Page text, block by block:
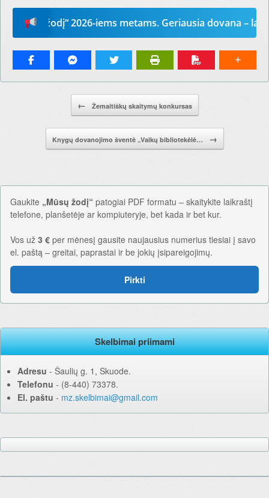
žodį“ 2026-iems metams. Geriausia dovana –
← Žemaitiškų skaitymų konkursas
Knygų dovanojimo šventė „Vaikų bibliotekėlė… →
Gaukite „Mūsų žodį“ patogiai PDF formatu – skaitykite laikraštį
telefone, planšetėje ar kompiuteryje, bet kada ir bet kur.
Vos už 3 € per mėnesį gausite naujausius numerius tiesiai į savo
el. paštą – greitai, paprastai ir be jokių įsipareigojimų.
Pirkti
Skelbimai priimami
Adresu ‐ Šaulių g. 1, Skuode.
Telefonu ‐ (8-440) 73378.
El. paštu ‐ mz.skelbimai@gmail.com